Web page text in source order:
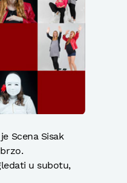
Scena Sisak
u subotu,